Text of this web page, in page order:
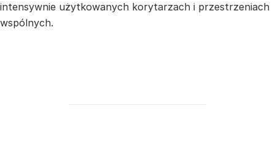
intensywnie użytkowanych korytarzach i przestrzeniach
wspólnych.